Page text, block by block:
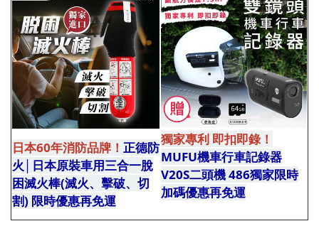
日本60年消防品牌！ 正德防
火│日本原裝車用三合一脫
困滅火棒(滅火、擊破、切
割) 限時優惠再免運
獨家專利 即扣即錄！
MUFU機車行車記錄器
V20S二頭機 486獨家限時
加碼優惠再免運